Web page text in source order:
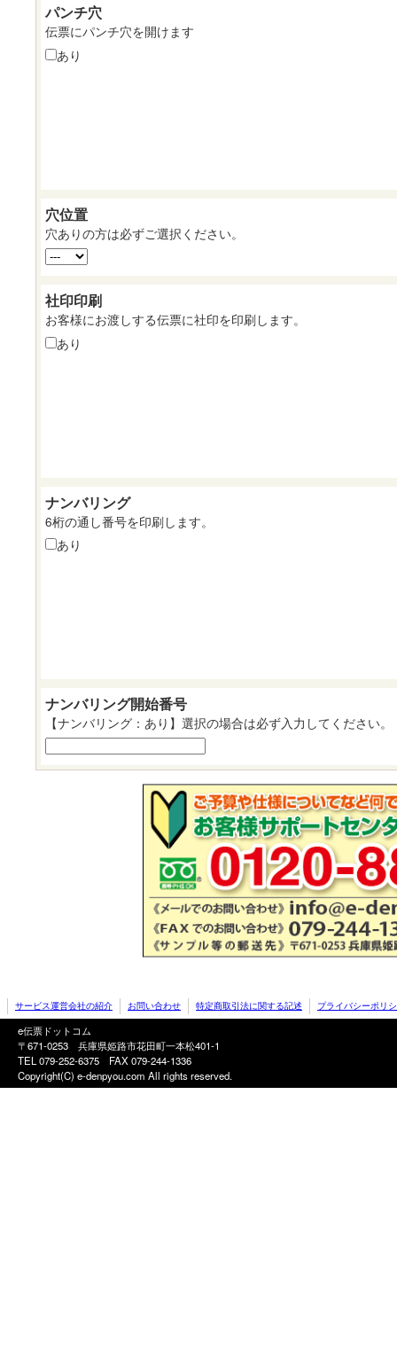
パンチ穴
伝票にパンチ穴を開けます
あり
穴位置
穴ありの方は必ずご選択ください。
社印印刷
お客様にお渡しする伝票に社印を印刷します。
あり
ナンバリング
6桁の通し番号を印刷します。
あり
ナンバリング開始番号
【ナンバリング：あり】選択の場合は必ず入力してください。
サービス運営会社の紹介 お問い合わせ 特定商取引法に関する記述 プライバシーポリ
e伝票ドットコム
〒671-0253 兵庫県姫路市花田町一本松401-1
TEL 079-252-6375 FAX 079-244-1336
Copyright(C) e-denpyou.com All rights reserved.